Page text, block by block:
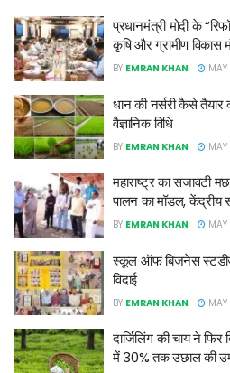
प्रधानमंत्री मोदी के
कृषि और ग्रामीण विकास
BY EMRAN KHAN
धान की नर्सरी कैसे
वैज्ञानिक विधि
BY EMRAN KHAN
महाराष्ट्र का सजावटी
पालन का मॉडल, केंद्रीय
BY EMRAN KHAN
स्कूल ऑफ बिजनेस स्टडीज
विदाई
BY EMRAN KHAN
दार्जिलिंग की चाय ने
में 30% तक उछाल की